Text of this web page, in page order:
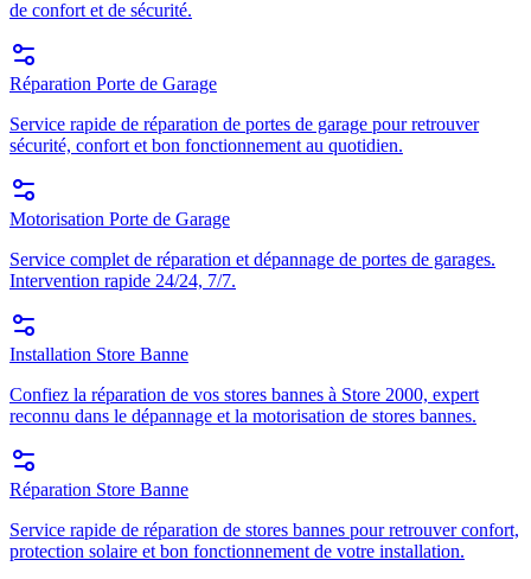
de confort et de sécurité.
Réparation Porte de Garage
Service rapide de réparation de portes de garage pour retrouver
sécurité, confort et bon fonctionnement au quotidien.
Motorisation Porte de Garage
Service complet de réparation et dépannage de portes de garages.
Intervention rapide 24/24, 7/7.
Installation Store Banne
Confiez la réparation de vos stores bannes à Store 2000, expert
reconnu dans le dépannage et la motorisation de stores bannes.
Réparation Store Banne
Service rapide de réparation de stores bannes pour retrouver confort,
protection solaire et bon fonctionnement de votre installation.